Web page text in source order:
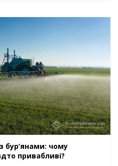
бур’янами: чому
привабливі?